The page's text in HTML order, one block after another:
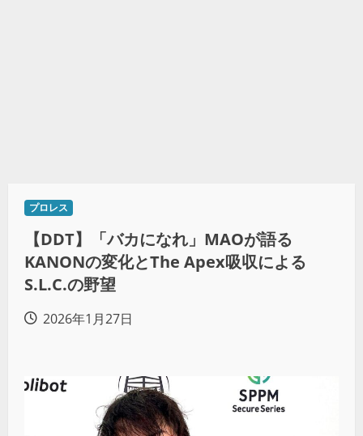
プロレス
【DDT】「バカになれ」MAOが語る
KANONの変化とThe Apex吸収による
S.L.C.の野望
2026年1月27日